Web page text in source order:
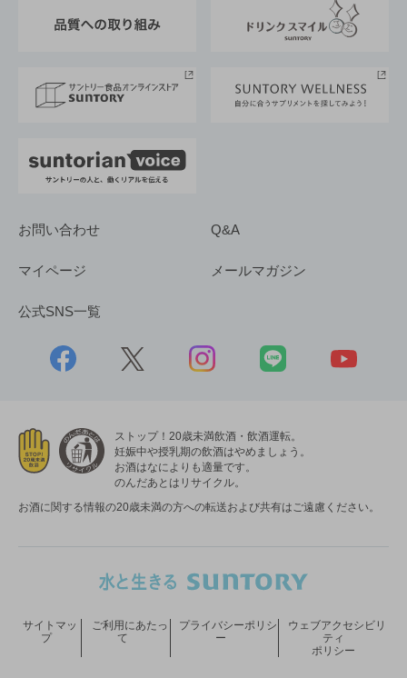
採用情報
お問い合わせ Q&A
マイページ メールマガジン
公式SNS一覧
ストップ！20歳未満飲酒・飲酒運転。
妊娠中や授乳期の飲酒はやめましょう。
お酒はなによりも適量です。
のんだあとはリサイクル。
お酒に関する情報の20歳未満の方への転送および共有はご遠慮ください。
サイトマッ
プ
ご利用にあたっ
て
プライバシーポリシ
ー
ウェブアクセシビリ
ティ
ポリシー